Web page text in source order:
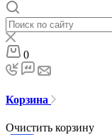
0
Корзина
Очистить корзину